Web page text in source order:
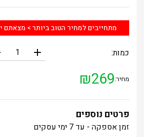
מתחייבים למחיר הטוב ביותר > מצאתם
כמות: add
מחיר: ₪269
פרטים נוספים
זמן אספקה - עד 7 ימי עסקים